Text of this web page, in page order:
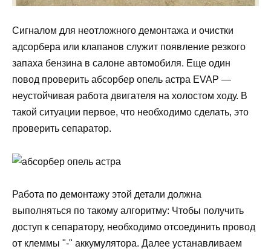
Сигналом для неотложного демонтажа и очистки
адсорбера или клапанов служит появление резкого
запаха бензина в салоне автомобиля. Еще один
повод проверить абсорбер опель астра EVAP —
неустойчивая работа двигателя на холостом ходу. В
такой ситуации первое, что необходимо сделать, это
проверить сепаратор.
Работа по демонтажу этой детали должна
выполняться по такому алгоритму: Чтобы получить
доступ к сепаратору, необходимо отсоединить провод
от клеммы "-" аккумулятора. Далее устанавливаем